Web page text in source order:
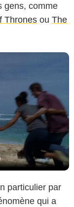
gens, comme
Thrones ou The
particulier par
qui a